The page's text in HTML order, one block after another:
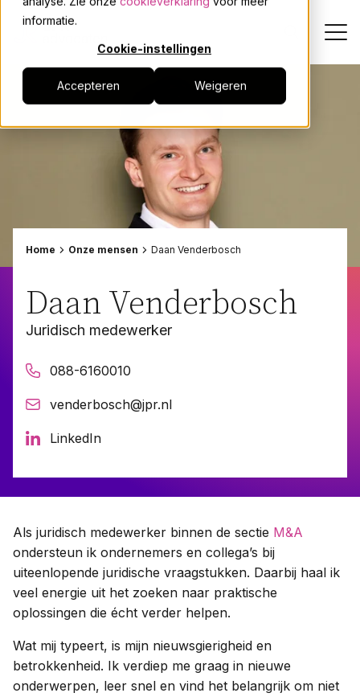
informatie.
Cookie-instellingen
Accepteren Weigeren
Dienstverlening
Events
Werken bij
Contact
Home Onze mensen Daan Venderbosch
Daan Venderbosch
Juridisch medewerker
088-6160010
venderbosch@jpr.nl
LinkedIn
Als juridisch medewerker binnen de sectie M&A
ondersteun ik ondernemers en collega’s bij
uiteenlopende juridische vraagstukken. Daarbij haal ik
veel energie uit het zoeken naar praktische
oplossingen die écht verder helpen.
Wat mij typeert, is mijn nieuwsgierigheid en
betrokkenheid. Ik verdiep me graag in nieuwe
onderwerpen, leer snel en vind het belangrijk om niet